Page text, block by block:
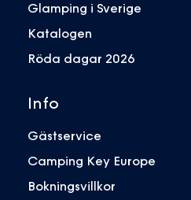
Glamping i Sverige
Katalogen
Röda dagar 2026
Info
Gästservice
Camping Key Europe
Bokningsvillkor